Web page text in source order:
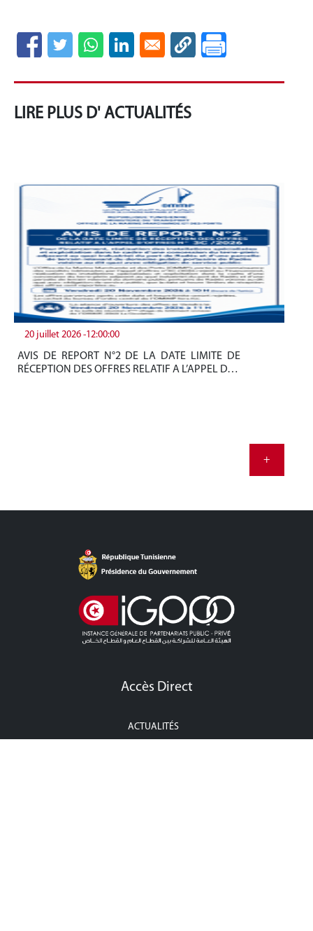
LIRE PLUS D' ACTUALITÉS
20 juillet 2026 -12:00:00
AVIS DE REPORT N°2 DE LA DATE LIMITE DE
RÉCEPTION DES OFFRES RELATIF A L’APPEL D…
+
Accès Direct
ACTUALITÉS